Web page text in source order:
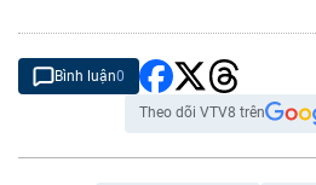
Bình luận0
Theo dõi VTV8 trên